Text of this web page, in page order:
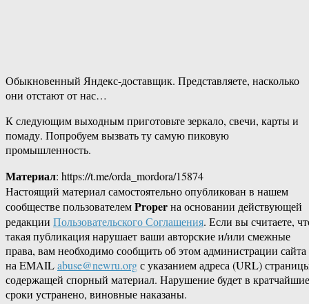
Обыкновенный Яндекс-доставщик. Представляете, насколько
они отстают от нас…
К следующим выходным приготовьте зеркало, свечи, карты и
помаду. Попробуем вызвать ту самую пиковую
промышленность.
Материал: https://t.me/orda_mordora/15874
Настоящий материал самостоятельно опубликован в нашем
сообществе пользователемProperна основании действующей
редакции Пользовательского Соглашения. Если вы считаете,
такая публикация нарушает ваши авторские и/или смежные
права, вам необходимо сообщить об этом администрации сайта
на EMAILabuse@newru.orgс указанием адреса (URL)
содержащей спорный материал. Нарушение будет в кратчайшие
сроки устранено, виновные наказаны.